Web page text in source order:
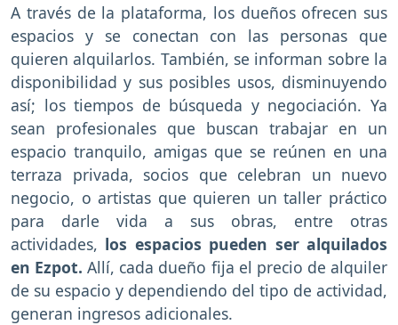
A través de la plataforma, los dueños ofrecen sus
espacios y se conectan con las personas que
quieren alquilarlos. También, se informan sobre la
disponibilidad y sus posibles usos, disminuyendo
así; los tiempos de búsqueda y negociación. Ya
sean profesionales que buscan trabajar en un
espacio tranquilo, amigas que se reúnen en una
terraza privada, socios que celebran un nuevo
negocio, o artistas que quieren un taller práctico
para darle vida a sus obras, entre otras
actividades, los espacios pueden ser alquilados
en Ezpot. Allí, cada dueño fija el precio de alquiler
de su espacio y dependiendo del tipo de actividad,
generan ingresos adicionales.